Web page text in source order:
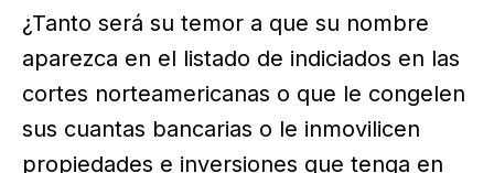
¿Tanto será su temor a que su nombre
aparezca en el listado de indiciados en las
cortes norteamericanas o que le congelen
sus cuantas bancarias o le inmovilicen
propiedades e inversiones que tenga en